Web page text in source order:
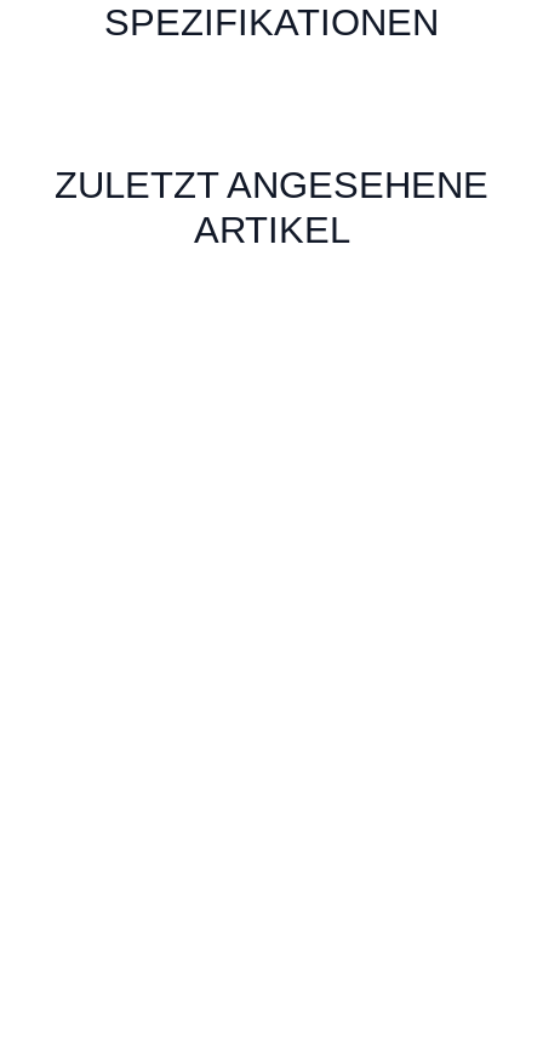
SPEZIFIKATIONEN
ZULETZT ANGESEHENE
ARTIKEL